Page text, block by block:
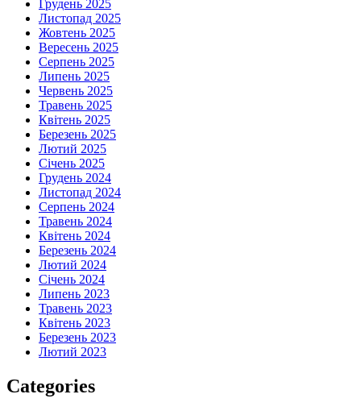
Грудень 2025
Листопад 2025
Жовтень 2025
Вересень 2025
Серпень 2025
Липень 2025
Червень 2025
Травень 2025
Квітень 2025
Березень 2025
Лютий 2025
Січень 2025
Грудень 2024
Листопад 2024
Серпень 2024
Травень 2024
Квітень 2024
Березень 2024
Лютий 2024
Січень 2024
Липень 2023
Травень 2023
Квітень 2023
Березень 2023
Лютий 2023
Categories